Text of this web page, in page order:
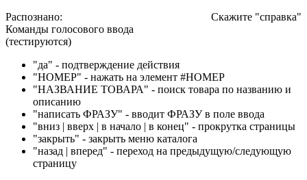
Распознано:
Скажите "справка"
Команды голосового ввода
(тестируются)
"да" - подтверждение действия
"НОМЕР" - нажать на элемент #НОМЕР
"НАЗВАНИЕ ТОВАРА" - поиск товара по названию и
описанию
"написать ФРАЗУ" - вводит ФРАЗУ в поле ввода
"вниз | вверх | в начало | в конец" - прокрутка страницы
"закрыть" - закрыть меню каталога
"назад | вперед" - переход на предыдущую/следующую
страницу